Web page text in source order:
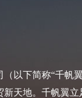
以下简称“千帆
新天地。千帆翼